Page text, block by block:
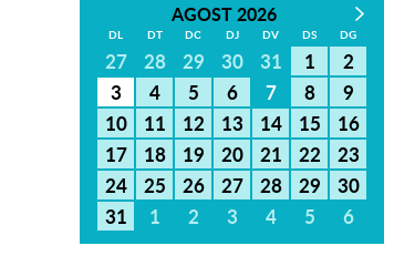
AGOST 2026
DL DT DC DJ DV DS DG
27 28 29 30 31 1
2
3
4 5 6 7 8
9
10
11 12 13 14 15
16
17
18 19 20 21 22
23
24
25 26 27 28 29
30
31
1 2 3 4 5 6